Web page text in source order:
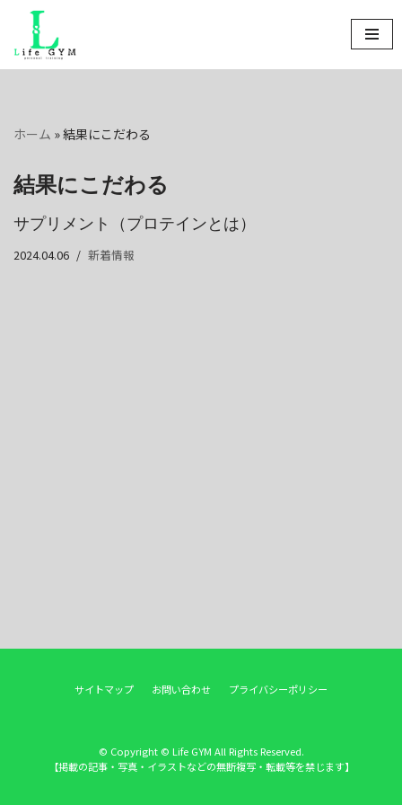
コ
ン
ツ
ス
ッ
プ
ホーム »結果にこだわる
結果にこだわる
サプリメント（プロテインとは）
2024.04.06 新着情報
サイトマップ お問い合わせ プライバシーポリシー
© Copyright © Life GYM All Rights Reserved.
【掲載の記事・写真・イラストなどの無断複写・転載等を禁じます】